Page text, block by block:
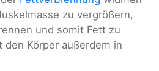
zu vergrößern,
und somit Fett zu
Körper außerdem in